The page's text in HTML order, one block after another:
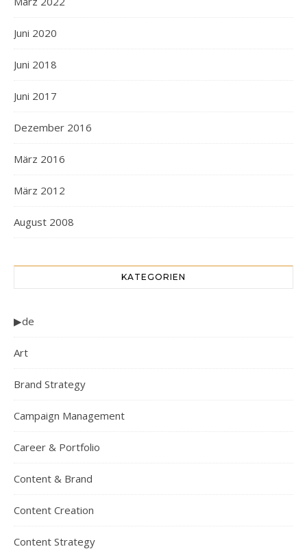
Juni 2020
Juni 2018
Juni 2017
Dezember 2016
März 2016
März 2012
August 2008
KATEGORIEN
▶de
Art
Brand Strategy
Campaign Management
Career & Portfolio
Content & Brand
Content Creation
Content Strategy